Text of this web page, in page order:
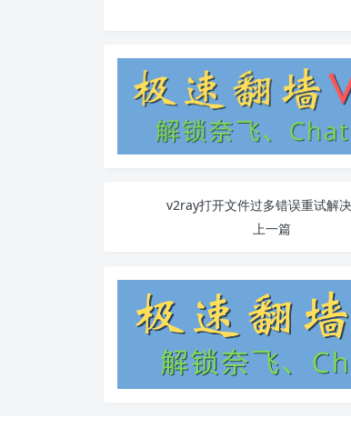
v2ray打开文件过多错误重试解
上一篇